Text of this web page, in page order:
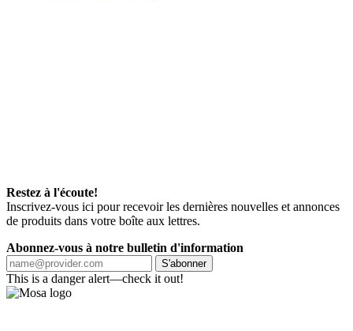
Restez à l'écoute!
Inscrivez-vous ici pour recevoir les dernières nouvelles et annonces
de produits dans votre boîte aux lettres.
Abonnez-vous à notre bulletin d'information
S'abonner
This is a danger alert—check it out!